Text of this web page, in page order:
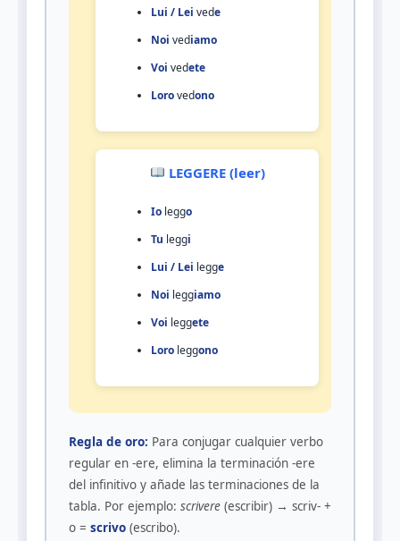
Lui / Lei vede
Noi vediamo
Voi vedete
Lorovedono
LEGGERE (leer)
Io leggo
Tu leggi
Lui / Lei legge
Noi leggiamo
Voi leggete
Loro leggono
Regla de oro: Para conjugar cualquier verbo
regular en -ere, elimina la terminación -ere
del infinitivo y añade las terminaciones de la
tabla. Por ejemplo: scrivere (escribir) → scriv- +
o = scrivo (escribo).